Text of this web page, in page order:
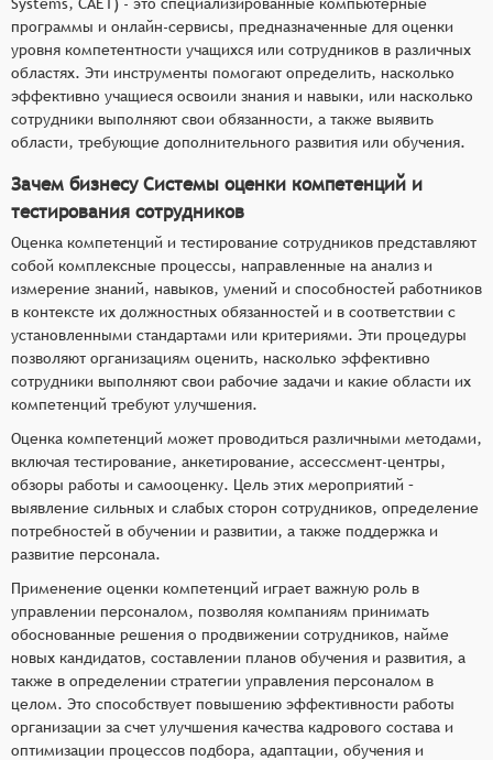
программы и онлайн-сервисы, предназначенные для оценки
уровня компетентности учащихся или сотрудников в различных
областях. Эти инструменты помогают определить, насколько
эффективно учащиеся освоили знания и навыки, или насколько
сотрудники выполняют свои обязанности, а также выявить
области, требующие дополнительного развития или обучения.
Зачем бизнесу Системы оценки компетенций и
тестирования сотрудников
Оценка компетенций и тестирование сотрудников представляют
собой комплексные процессы, направленные на анализ и
измерение знаний, навыков, умений и способностей работников
в контексте их должностных обязанностей и в соответствии с
установленными стандартами или критериями. Эти процедуры
позволяют организациям оценить, насколько эффективно
сотрудники выполняют свои рабочие задачи и какие области их
компетенций требуют улучшения.
Оценка компетенций может проводиться различными методами,
включая тестирование, анкетирование, ассессмент-центры,
обзоры работы и самооценку. Цель этих мероприятий –
выявление сильных и слабых сторон сотрудников, определение
потребностей в обучении и развитии, а также поддержка и
развитие персонала.
Применение оценки компетенций играет важную роль в
управлении персоналом, позволяя компаниям принимать
обоснованные решения о продвижении сотрудников, найме
новых кандидатов, составлении планов обучения и развития, а
также в определении стратегии управления персоналом в
целом. Это способствует повышению эффективности работы
организации за счет улучшения качества кадрового состава и
оптимизации процессов подбора, адаптации, обучения и